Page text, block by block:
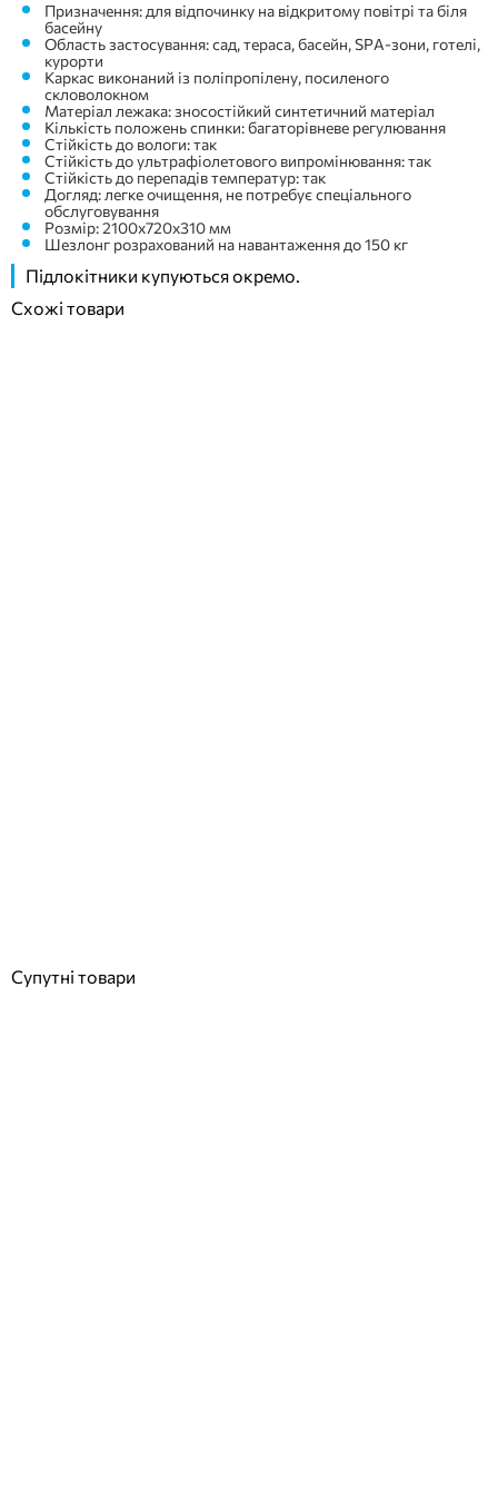
Призначення: для відпочинку на відкритому повітрі та біля
басейну
Область застосування: сад, тераса, басейн, SPA-зони, готелі,
курорти
Каркас виконаний із поліпропілену, посиленого
скловолокном
Матеріал лежака: зносостійкий синтетичний матеріал
Кількість положень спинки: багаторівневе регулювання
Стійкість до вологи: так
Стійкість до ультрафіолетового випромінювання: так
Стійкість до перепадів температур: так
Догляд: легке очищення, не потребує спеціального
обслуговування
Розмір: 2100x720x310 мм
Шезлонг розрахований на навантаження до 150 кг
Підлокітники купуються окремо.
Схожі товари
Супутні товари